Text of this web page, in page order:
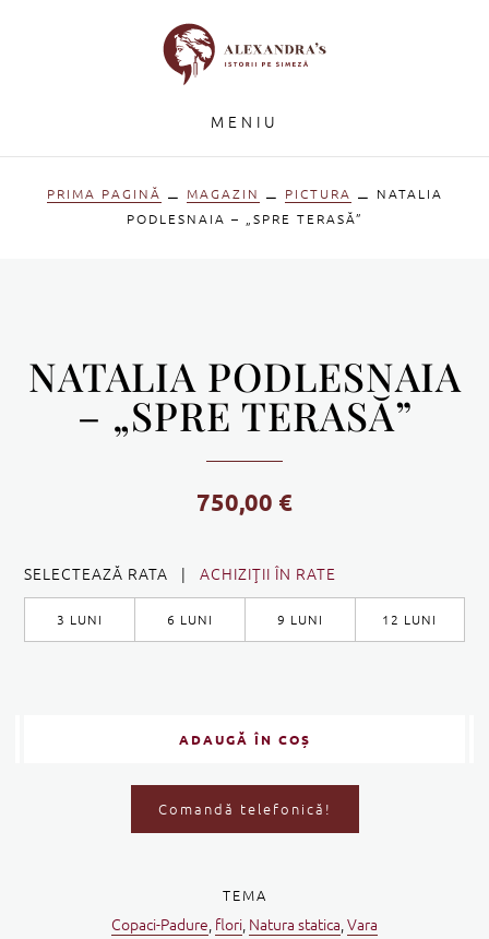
MENIU
PRIMA PAGINĂ ⚊ MAGAZIN ⚊ PICTURA ⚊ NATALIA
PODLESNAIA – „SPRE TERASĂ”
NATALIA PODLESNAIA
– „SPRE TERASĂ”
750,00 €
SELECTEAZĂ RATA |ACHIZIŢII ÎN RATE
3 LUNI 6 LUNI 9 LUNI 12 LUNI
ADAUGĂ ÎN COȘ
Comandă telefonică!
TEMA
Copaci-Padure, flori, Natura statica,Vara